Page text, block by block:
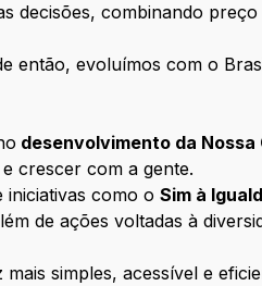
decisões, combinando preço
então, evoluímos com o
desenvolvimento da Nossa
crescer com a gente.
iniciativas como oSim à
de ações voltadas à
simples, acessível e